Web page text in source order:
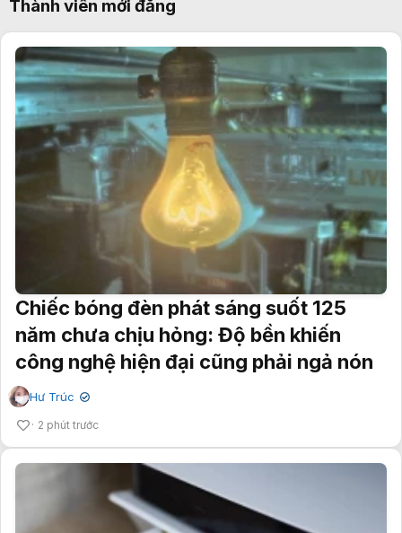
Thành viên mới đăng
Chiếc bóng đèn phát sáng suốt 125
năm chưa chịu hỏng: Độ bền khiến
công nghệ hiện đại cũng phải ngả nón
Hư Trúc ✔
2 phút trước